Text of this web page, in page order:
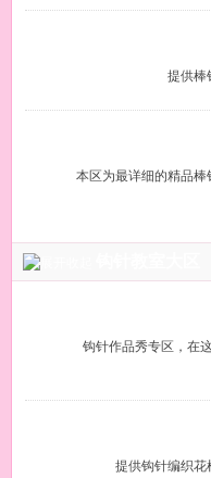
提供棒
本区为最详细的精品
钩针作品秀专区，在
提供钩针编织花